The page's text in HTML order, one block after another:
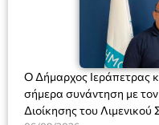
Ο Δήμαρχος Ιεράπετρας
σήμερα συνάντηση με τον
Διοίκησης του